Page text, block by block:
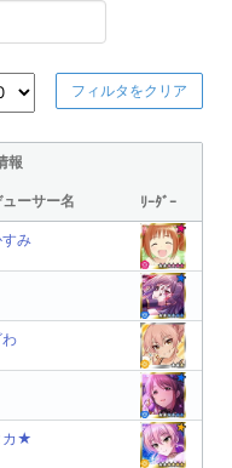
フィルタをクリア
報
ーサー名 ﾘｰﾀﾞｰ
み
カ★